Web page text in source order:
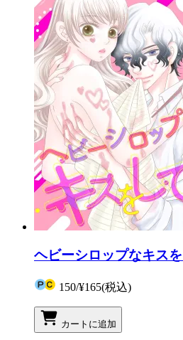
ヘビーシロップなキス
150/¥165(税込)
カートに追加